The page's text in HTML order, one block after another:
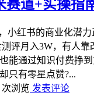
赛道+实操指
小红书的商业化潜
评月入3W，有人靠
能通过知识付费挣
只有零星点赞?...
次浏览 发表评论